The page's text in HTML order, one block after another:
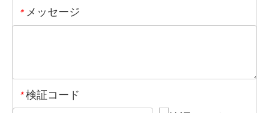
* メッセージ
* 検証コード